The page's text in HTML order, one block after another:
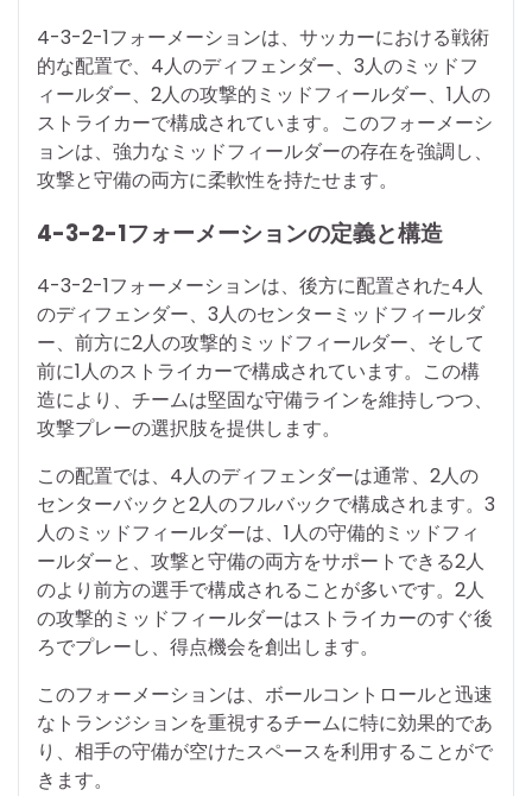
4-3-2-1フォーメーションは、サッカーにおける戦術
的な配置で、4人のディフェンダー、3人のミッドフ
ィールダー、2人の攻撃的ミッドフィールダー、1人の
ストライカーで構成されています。このフォーメーシ
ョンは、強力なミッドフィールダーの存在を強調し、
攻撃と守備の両方に柔軟性を持たせます。
4-3-2-1フォーメーションの定義と構造
4-3-2-1フォーメーションは、後方に配置された4人
のディフェンダー、3人のセンターミッドフィールダ
ー、前方に2人の攻撃的ミッドフィールダー、そして
前に1人のストライカーで構成されています。この構
造により、チームは堅固な守備ラインを維持しつつ、
攻撃プレーの選択肢を提供します。
この配置では、4人のディフェンダーは通常、2人の
センターバックと2人のフルバックで構成されます。3
人のミッドフィールダーは、1人の守備的ミッドフィ
ールダーと、攻撃と守備の両方をサポートできる2人
のより前方の選手で構成されることが多いです。2人
の攻撃的ミッドフィールダーはストライカーのすぐ後
ろでプレーし、得点機会を創出します。
このフォーメーションは、ボールコントロールと迅速
なトランジションを重視するチームに特に効果的であ
り、相手の守備が空けたスペースを利用することがで
きます。